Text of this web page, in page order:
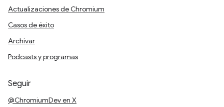
Actualizaciones de Chromium
Casos de éxito
Archivar
Podcasts y programas
Seguir
@ChromiumDev en X